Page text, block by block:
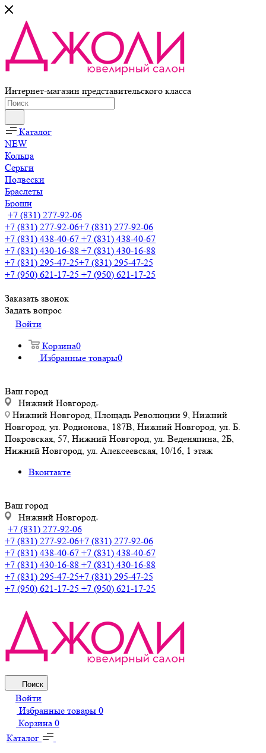
Интернет-магазин представительского класса
Каталог
NEW
Кольца
Серьги
Подвески
Браслеты
Броши
+7 (831) 277-92-06
+7 (831) 277-92-06+7 (831) 277-92-06
+7 (831) 438-40-67 +7 (831) 438-40-67
+7 (831) 430-16-88 +7 (831) 430-16-88
+7 (831) 295-47-25+7 (831) 295-47-25
+7 (950) 621-17-25 +7 (950) 621-17-25
Заказать звонок
Задать вопрос
Войти
Корзина0
Избранные товары0
Ваш город
Нижний Новгород
Нижний Новгород, Площадь Революции 9, Нижний
Новгород, ул. Родионова, 187В, Нижний Новгород, ул. Б.
Покровская, 57, Нижний Новгород, ул. Веденяпина, 2Б,
Нижний Новгород, ул. Алексеевская, 10/16, 1 этаж
Вконтакте
Ваш город
Нижний Новгород
+7 (831) 277-92-06
+7 (831) 277-92-06+7 (831) 277-92-06
+7 (831) 438-40-67 +7 (831) 438-40-67
+7 (831) 430-16-88 +7 (831) 430-16-88
+7 (831) 295-47-25+7 (831) 295-47-25
+7 (950) 621-17-25 +7 (950) 621-17-25
Поиск
Войти
Избранные товары 0
Корзина 0
Каталог